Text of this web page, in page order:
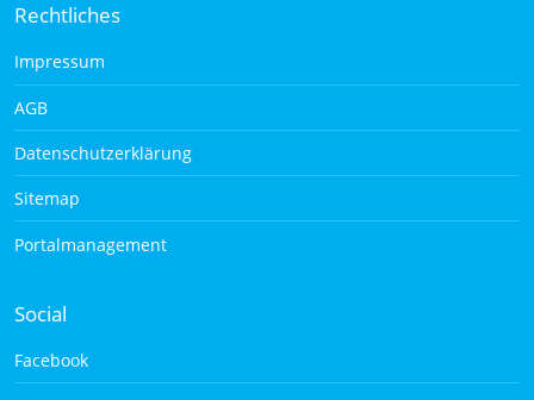
Rechtliches
Impressum
AGB
Datenschutzerklärung
Sitemap
Portalmanagement
Social
Facebook